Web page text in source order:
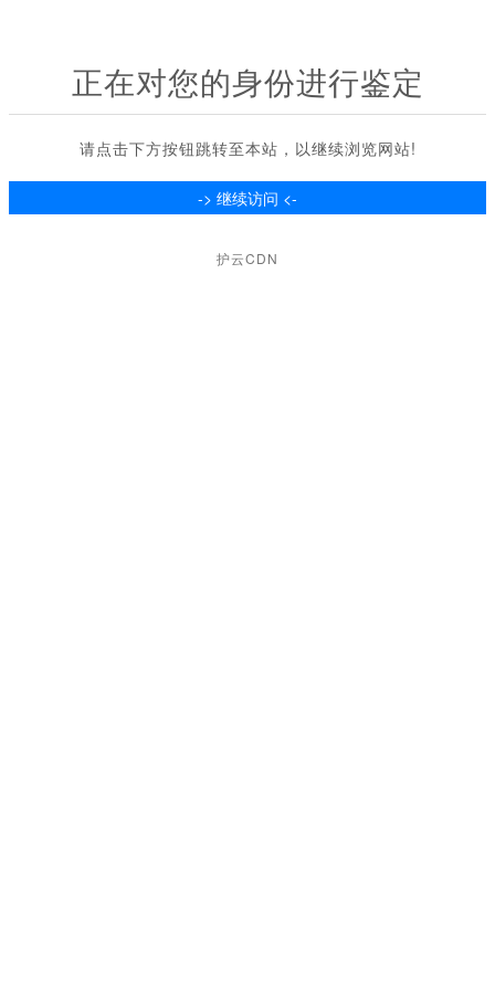
正在对您的身份进行鉴定
请点击下方按钮跳转至本站，以继续浏览网站!
护云CDN